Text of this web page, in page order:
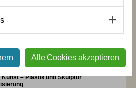
Sie in drei aufeinander aufbauenden
Sie schulen Ihre Wahrnehmung
Praxis. Das »Jahr für die Kunst«
Atelierausstellung.
Kunst – Plastik und Skulptur
Alle Cookies akzeptieren